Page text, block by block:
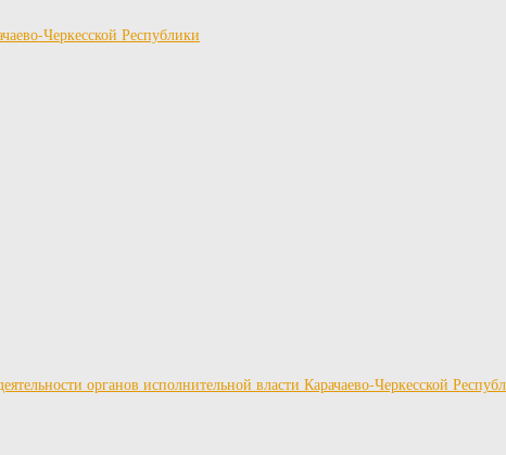
органов исполнительной власти Карачаево-Черкесской